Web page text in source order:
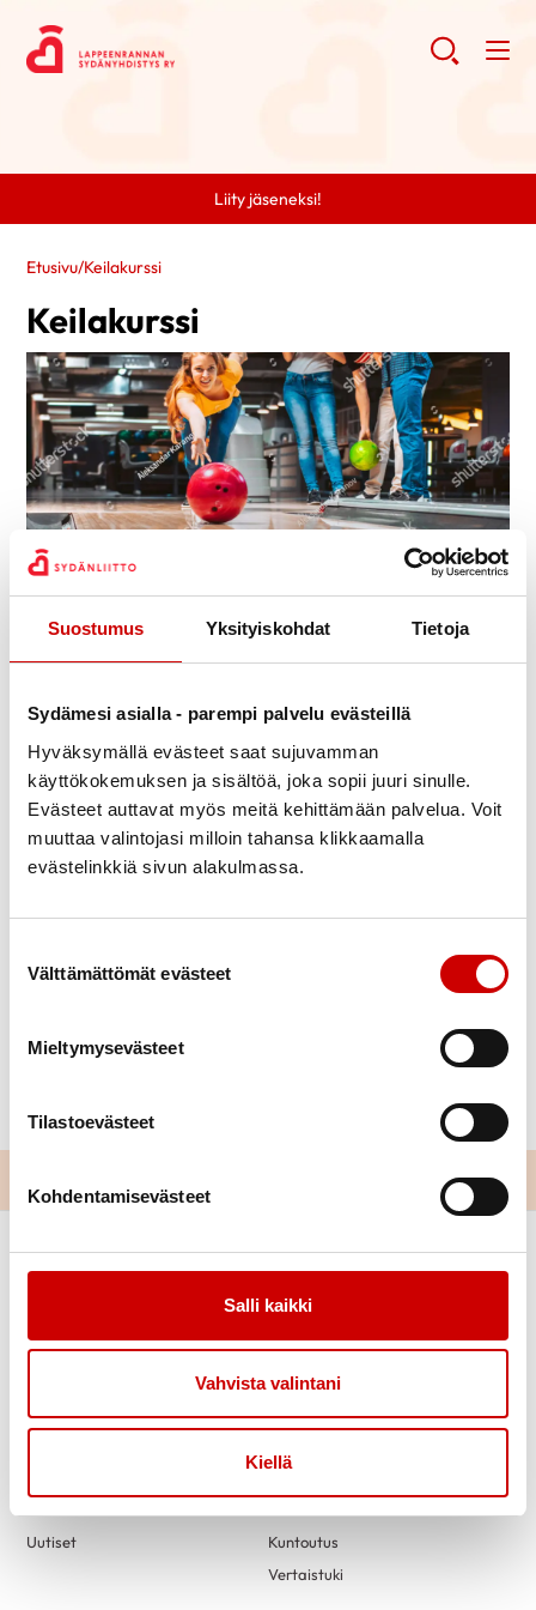
Suostumus Yksityiskohdat Tietoja
Sydämesi asialla - parempi palvelu evästeillä
Hyväksymällä evästeet saat sujuvamman
käyttökokemuksen ja sisältöä, joka sopii juuri sinulle.
Evästeet auttavat myös meitä kehittämään palvelua. Voit
muuttaa valintojasi milloin tahansa klikkaamalla
evästelinkkiä sivun alakulmassa.
Välttämättömät evästeet
Mieltymysevästeet
Tilastoevästeet
Kohdentamisevästeet
Salli kaikki
Vahvista valintani
Kiellä
Liity jäseneksi!
Etusivu/Keilakurssi
Keilakurssi
I L M O I T U S
LAPPEENRANNAN SYDÄNYHDISTYS RY
JÄRJESTÄÄ
K E I L A K U R S S I N
Urheilutalolla Keilakolmion radoilla
kahtena päivänä 6. ja 13.10.2021 klo 13-15
Yhdistys maksaa kurssin.
Olet tervetullut joukkoomme!
Link to facebook
Link to twitter
Link to instagram
Link to youtube
Tietoa
Uutiset
Tukea
Kuntoutus
Vertaistuki